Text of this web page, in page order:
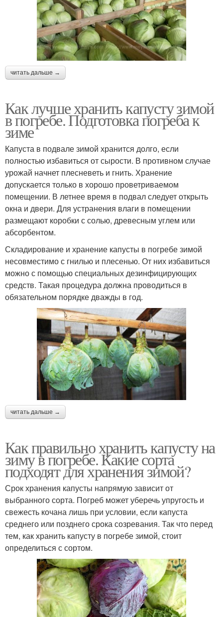
читать дальше →
Как лучше хранить капусту зимой
в погребе. Подготовка погреба к
зиме
Капуста в подвале зимой хранится долго, если
полностью избавиться от сырости. В противном случае
урожай начнет плесневеть и гнить. Хранение
допускается только в хорошо проветриваемом
помещении. В летнее время в подвал следует открыть
окна и двери. Для устранения влаги в помещении
размещают коробки с солью, древесным углем или
абсорбентом.
Складирование и хранение капусты в погребе зимой
несовместимо с гнилью и плесенью. От них избавиться
можно с помощью специальных дезинфицирующих
средств. Такая процедура должна проводиться в
обязательном порядке дважды в год.
читать дальше →
Как правильно хранить капусту на
зиму в погребе. Какие сорта
подходят для хранения зимой?
Срок хранения капусты напрямую зависит от
выбранного сорта. Погреб может уберечь упругость и
свежесть кочана лишь при условии, если капуста
среднего или позднего срока созревания. Так что перед
тем, как хранить капусту в погребе зимой, стоит
определиться с сортом.